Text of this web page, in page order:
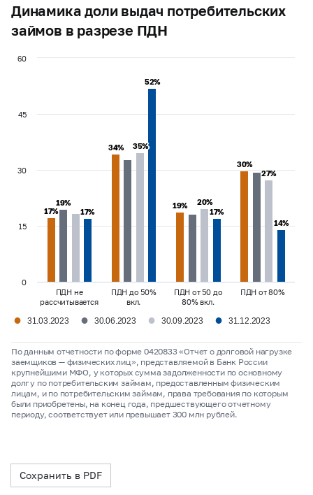
Динамика доли выдач потребительских
займов в разрезе ПДН
17%
17%
34%
34%
19%
19%
30%
30%
19%
19%
35%
35%
20%
20%
27%
27%
17%
17%
52%
52%
17%
17%
14%
14%
ПДН не
рассчитывается
ПДН до 50%
вкл.
ПДН от 50 до
80% вкл.
ПДН от 80%
0
15
30
45
60
● 31.03.2023 ● 30.06.2023 ● 30.09.2023 ● 31.12.2023
По данным отчетности по форме 0420833 «Отчет о долговой нагрузке
заемщиков — физических лиц», представляемой в Банк России
крупнейшими МФО, у которых сумма задолженности по основному
долгу по потребительским займам, предоставленным физическим
лицам, и по потребительским займам, права требования по которым
были приобретены, на конец года, предшествующего отчетному
периоду, соответствует или превышает 300 млн рублей.
Сохранить в PDF